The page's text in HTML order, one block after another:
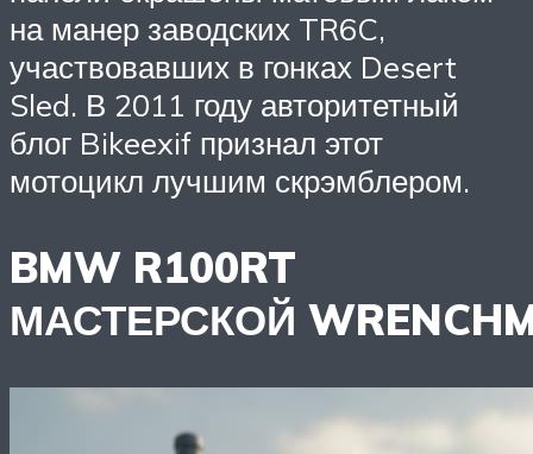
на манер заводских TR6C,
участвовавших в гонках Desert
Sled. В 2011 году авторитетный
блог Bikeexif признал этот
мотоцикл лучшим скрэмблером.
BMW R100RT
МАСТЕРСКОЙ